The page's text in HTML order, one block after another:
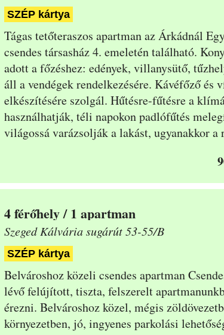
SZÉP kártya
Tágas tetőteraszos apartman az Árkádnál
csendes társasház 4. emeletén található.
adott a főzéshez: edények, villanysütő,
áll a vendégek rendelkezésére. Kávéfőző és
elkészítésére szolgál. Hűtésre-fűtésre a
használhatják, téli napokon padlófűtés
világossá varázsolják a lakást, ugyanakkor
4 / 1 apartman
Szeged Kálvária sugárút 53-55/B
SZÉP kártya
Belvároshoz közeli csendes apartman
lévő felújított, tiszta, felszerelt
érezni. Belvároshoz közel, mégis
környezetben, jó, ingyenes parkolási